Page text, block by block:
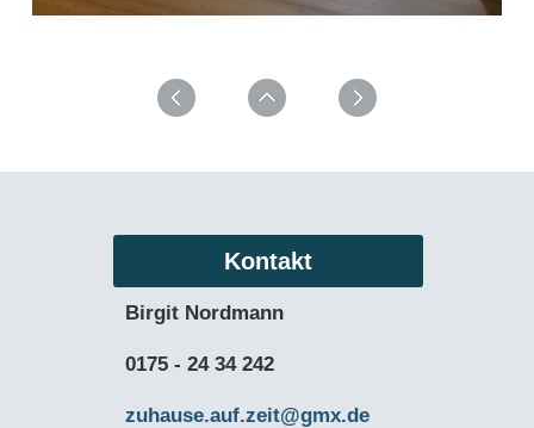
Kontakt
Birgit Nordmann
0175 - 24 34 242
zuhause.auf.zeit@gmx.de